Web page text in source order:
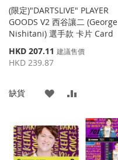
(限定)"DARTSLIVE" PLAYER
GOODS V2 西谷讓二 (George
Nishitani) 選手款 卡片 Card
特
殊
HKD 207.11 建議售價
HKD 239.87
缺貨
添
到
收
並
比